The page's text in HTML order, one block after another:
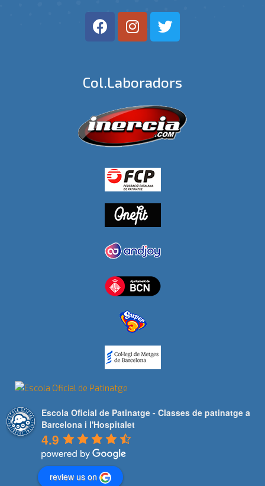
Col.laboradors
Escola Oficial de Patinatge - Classes de patinatge a
Barcelona i l'Hospitalet
4.9
review us on